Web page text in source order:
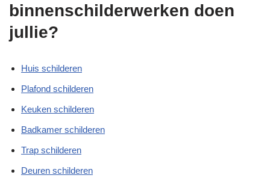
binnenschilderwerken doen
jullie?
Huis schilderen
Plafond schilderen
Keuken schilderen
Badkamer schilderen
Trap schilderen
Deuren schilderen